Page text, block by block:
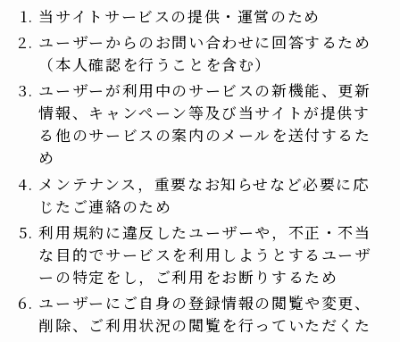
当サイトサービスの提供・運営のため
ユーザーからのお問い合わせに回答するため
（本人確認を行うことを含む）
ユーザーが利用中のサービスの新機能、更新
情報、キャンペーン等及び当サイトが提供す
る他のサービスの案内のメールを送付するた
め
メンテナンス，重要なお知らせなど必要に応
じたご連絡のため
利用規約に違反したユーザーや，不正・不当
な目的でサービスを利用しようとするユーザ
ーの特定をし，ご利用をお断りするため
ユーザーにご自身の登録情報の閲覧や変更、
削除、ご利用状況の閲覧を行っていただくた